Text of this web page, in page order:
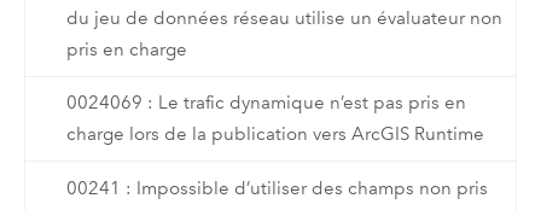
du jeu de données réseau utilise un évaluateur non
pris en charge
0024069 : Le trafic dynamique n’est pas pris en
charge lors de la publication vers ArcGIS Runtime
00241 : Impossible d’utiliser des champs non pris